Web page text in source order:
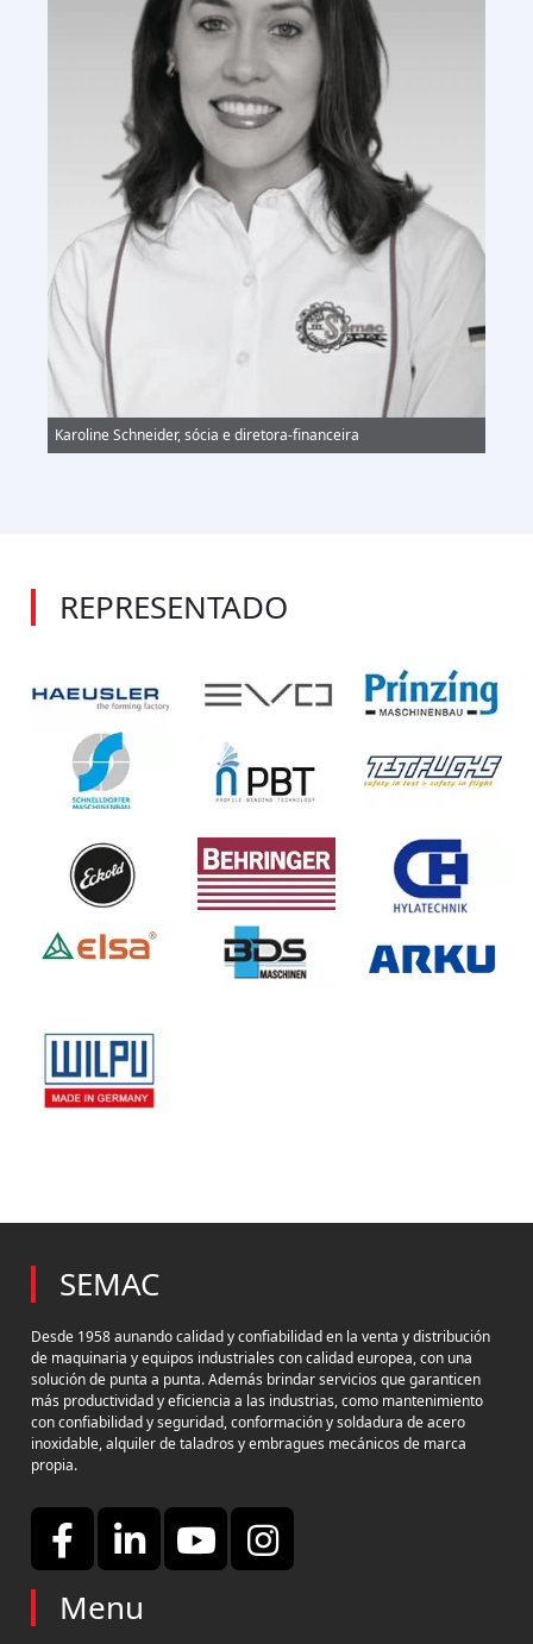
Karoline Schneider, sócia e diretora-financeira
REPRESENTADO
SEMAC
Desde 1958 aunando calidad y confiabilidad en la venta y distribución
de maquinaria y equipos industriales con calidad europea, con una
solución de punta a punta. Además brindar servicios que garanticen
más productividad y eficiencia a las industrias, como mantenimiento
con confiabilidad y seguridad, conformación y soldadura de acero
inoxidable, alquiler de taladros y embragues mecánicos de marca
propia.
Menu